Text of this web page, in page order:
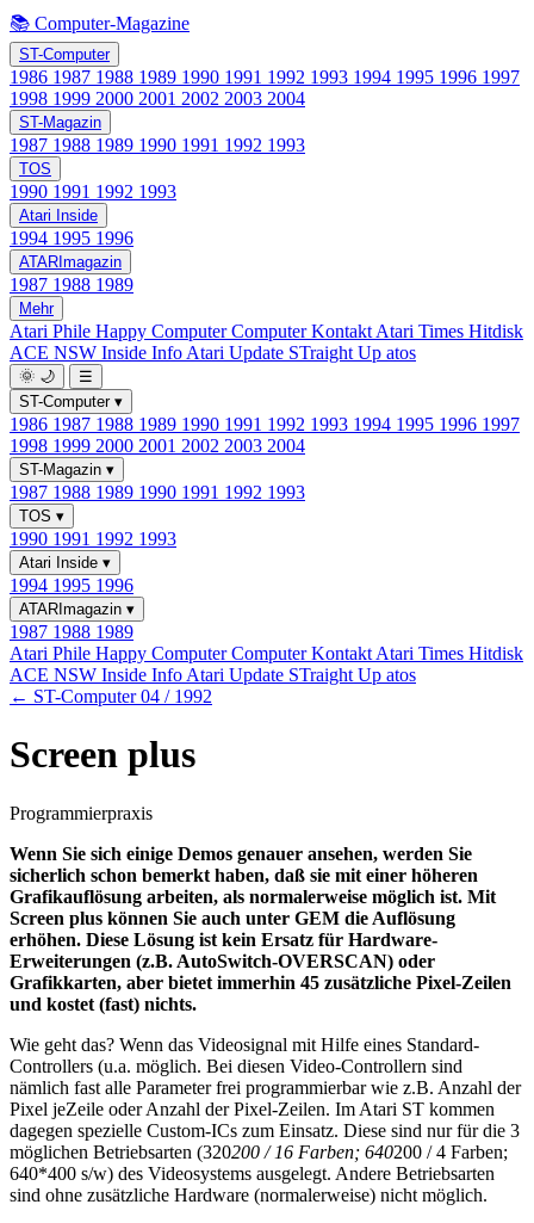
📚 Computer-Magazine
ST-Computer
1986 1987 1988 1989 1990 1991 1992 1993 1994 1995 1996 1997
1998 1999 2000 2001 2002 2003 2004
ST-Magazin
1987 1988 1989 1990 1991 1992 1993
TOS
1990 1991 1992 1993
Atari Inside
1994 1995 1996
ATARImagazin
1987 1988 1989
Mehr
Atari Phile Happy ComputerComputer Kontakt Atari Times Hitdisk
ACE NSW Inside Info Atari Update STraight Up atos
🌞 🌙
☰
ST-Computer ▾
1986 1987 1988 1989 1990 1991 1992 1993 1994 1995 1996 1997
1998 1999 2000 2001 2002 2003 2004
ST-Magazin ▾
1987 1988 1989 1990 1991 1992 1993
TOS ▾
1990 1991 1992 1993
Atari Inside ▾
1994 1995 1996
ATARImagazin ▾
1987 1988 1989
Atari Phile Happy ComputerComputer Kontakt Atari Times Hitdisk
ACE NSW Inside Info Atari Update STraight Up atos
← ST-Computer 04 / 1992
Screen plus
Programmierpraxis
Wenn Sie sich einige Demos genauer ansehen, werden Sie
sicherlich schon bemerkt haben, daß sie mit einer höheren
Grafikauflösung arbeiten, als normalerweise möglich ist. Mit
Screen plus können Sie auch unter GEM die Auflösung
erhöhen. Diese Lösung ist kein Ersatz für Hardware-
Erweiterungen (z.B. AutoSwitch-OVERSCAN) oder
Grafikkarten, aber bietet immerhin 45 zusätzliche Pixel-Zeilen
und kostet (fast) nichts.
Wie geht das? Wenn das Videosignal mit Hilfe eines Standard-
Controllers (u.a. möglich. Bei diesen Video-Controllern sind
nämlich fast alle Parameter frei programmierbar wie z.B. Anzahl der
Pixel jeZeile oder Anzahl der Pixel-Zeilen. Im Atari ST kommen
dagegen spezielle Custom-ICs zum Einsatz. Diese sind nur für die 3
möglichen Betriebsarten (320200 / 16 Farben; 640200 / 4 Farben;
640*400 s/w) des Videosystems ausgelegt. Andere Betriebsarten
sind ohne zusätzliche Hardware (normalerweise) nicht möglich.